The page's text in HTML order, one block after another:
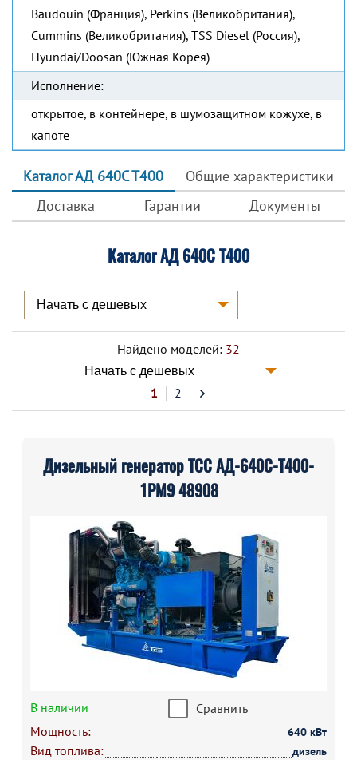
Baudouin (Франция), Perkins (Великобритания),
Cummins (Великобритания), TSS Diesel (Россия),
Hyundai/Doosan (Южная Корея)
Исполнение:
открытое, в контейнере, в шумозащитном кожухе, в
капоте
Каталог АД 640С Т400
Общие характеристики
Доставка
Гарантии Документы
Каталог АД 640С Т400
Найдено моделей: 32
1 2
Дизельный генератор ТСС АД-640С-Т400-
1РМ9 48908
В наличии
Сравнить
Мощность:
640 кВт
Вид топлива: дизель